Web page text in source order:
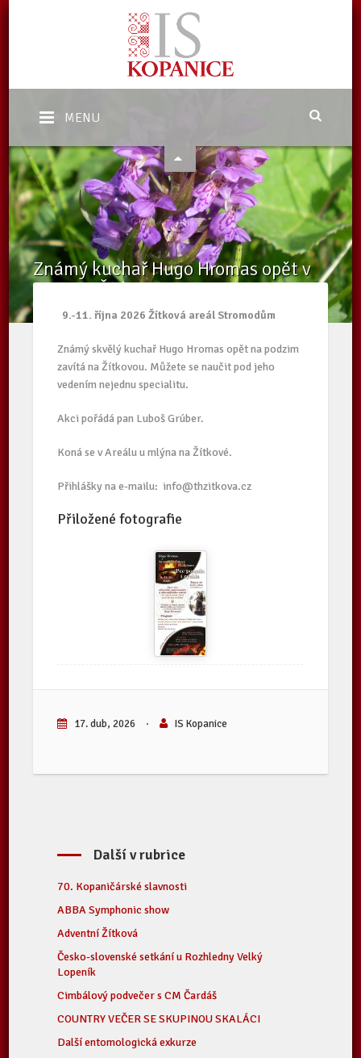
MENU
Známý kuchař Hugo Hromas opět v
říjnu na Žítkové
/ Kalendář akcí Kopanice /
Známý kuchař Hugo Hromas opět v
říjnu na Žítkové
9.-11. října 2026 Žítková areál Stromodům
Známý skvělý kuchař Hugo Hromas opět na podzim
zavítá na Žítkovou. Můžete se naučit pod jeho
vedením nejednu specialitu.
Akci pořádá pan Luboš Grúber.
Koná se v Areálu u mlýna na Žítkové.
Přihlášky na e-mailu: info@thzitkova.cz
Přiložené fotografie
17. dub, 2026 · IS Kopanice
Další v rubrice
70. Kopaničárské slavnosti
ABBA Symphonic show
Adventní Žítková
Česko-slovenské setkání u Rozhledny Velký
Lopeník
Cimbálový podvečer s CM Čardáš
COUNTRY VEČER SE SKUPINOU SKALÁCI
Další entomologická exkurze